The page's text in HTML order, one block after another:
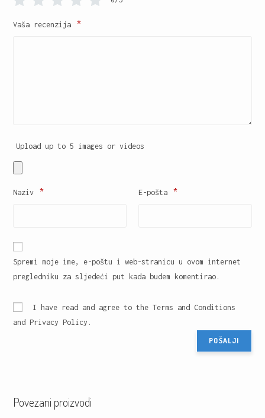
Vaša recenzija *
Upload up to 5 images or videos
Naziv * E-pošta *
Spremi moje ime, e-poštu i web-stranicu u ovom internet
pregledniku za sljedeći put kada budem komentirao.
I have read and agree to the Terms and Conditions
and Privacy Policy.
Povezani proizvodi